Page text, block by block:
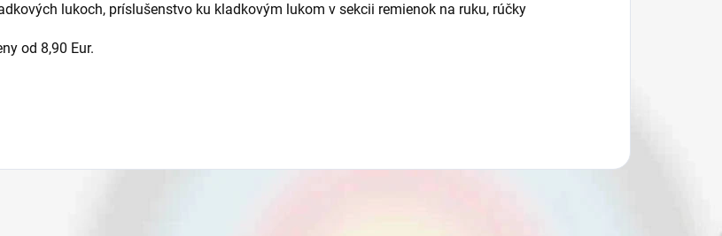
lukoch, príslušenstvo ku kladkovým lukom v sekcii remienok na ruku, rúčky
od 8,90 Eur.